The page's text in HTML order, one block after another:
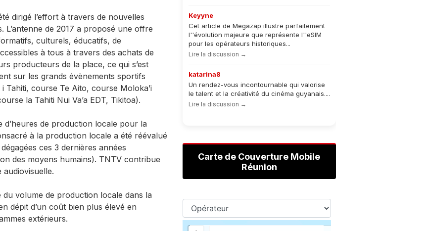
dirigé l’effort à travers de nouvelles
L’antenne de 2017 a proposé une offre
culturels, éducatifs, de
à tous à travers des achats de
producteurs de la place, ce qui s’est
sur les grands évènements sportifs
Tahiti, course Te Aito, course Moloka’i
la Tahiti Nui Va’a EDT, Tikitoa).
d’heures de production locale pour la
à la production locale a été réévalué
ces 3 dernières années
des moyens humains). TNTV contribue
audiovisuelle.
volume de production locale dans la
dépit d’un coût bien plus élevé en
extérieurs.
Keyyne
Cet article de Megazap illustre parfaitement
l''évolution majeure que représente l''eSIM
pour les opérateurs historiques...
Lire la discussion →
katarina8
Un rendez-vous incontournable qui valorise
le talent et la créativité du cinéma guyanais....
Lire la discussion →
Carte de Couverture Mobile
Réunion